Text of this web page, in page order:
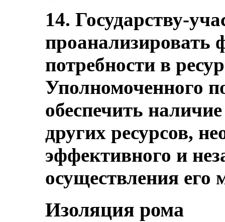
14. Государству-
проанализировать
потребности в
Уполномоченного
обеспечить
других ресурсов,
эффективного и
осуществления его
Изоляция рома